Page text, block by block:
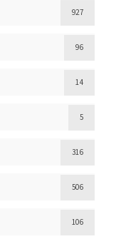
927
96
14
5
316
506
106